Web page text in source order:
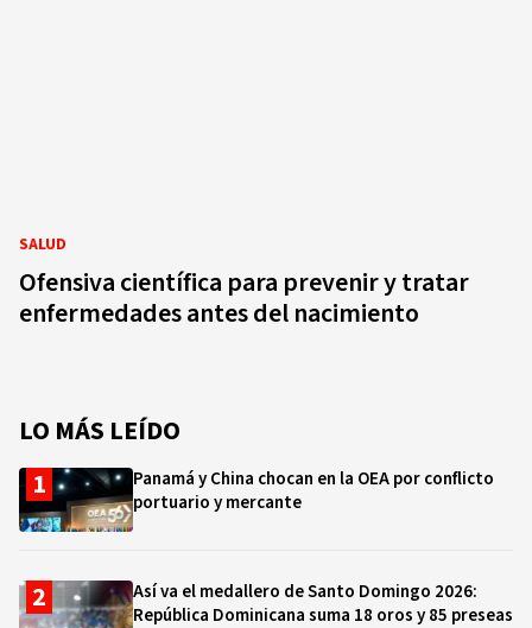
SALUD
Ofensiva científica para prevenir y tratar
enfermedades antes del nacimiento
LO MÁS LEÍDO
Panamá y China chocan en la OEA por conflicto
portuario y mercante
Así va el medallero de Santo Domingo 2026:
República Dominicana suma 18 oros y 85 preseas